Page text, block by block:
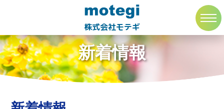
株式会社モテギ
トップページ 新着情報
新着情報